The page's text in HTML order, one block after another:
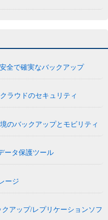
全で確実なバックアップ
ラウドのセキュリティ
のバックアップとモビリティ
ータ保護ツール
ージ
クアップ/レプリケーションソフ